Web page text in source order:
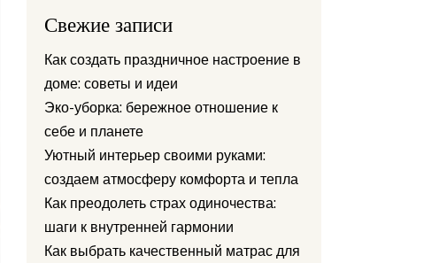
Свежие записи
Как создать праздничное настроение в
доме: советы и идеи
Эко-уборка: бережное отношение к
себе и планете
Уютный интерьер своими руками:
создаем атмосферу комфорта и тепла
Как преодолеть страх одиночества:
шаги к внутренней гармонии
Как выбрать качественный матрас для